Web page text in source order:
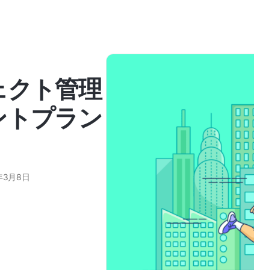
ト管理
プラン
月8日